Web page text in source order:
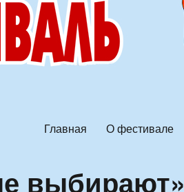
Главная О фестивале
выбирают»